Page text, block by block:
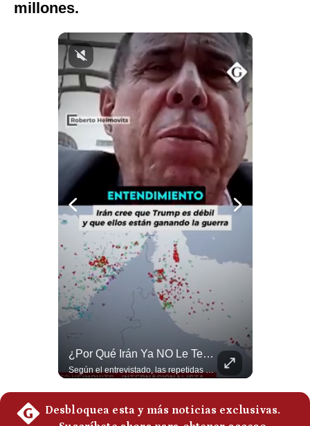
G de Gestión
Notas Contratadas
Gestión TV
Condiciones
Privacidad
Politica
De
Cookies
millones.
¿Por Qué Irán Ya NO Le Teme A Donald Trump? | #radar24